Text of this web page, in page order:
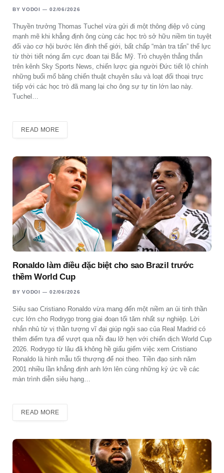
BY VODOI 02/06/2026
Thuyền trưởng Thomas Tuchel vừa gửi đi một thông điệp vô cùng
mạnh mẽ khi khẳng định ông cùng các học trò sở hữu niềm tin tuyệt
đối vào cơ hội bước lên đỉnh thế giới, bất chấp “màn tra tấn” thể lực
từ thời tiết nóng ẩm cực đoan tại Bắc Mỹ. Trò chuyện thẳng thắn
trên kênh Sky Sports News, chiến lược gia người Đức tiết lộ chính
những buổi mổ băng chiến thuật chuyên sâu và loạt đối thoại trực
tiếp với các học trò đã mang lại cho ông sự tự tin lớn lao này.
Tuchel…
READ MORE
Ronaldo làm điều đặc biệt cho sao Brazil trước
thềm World Cup
BY VODOI 02/06/2026
Siêu sao Cristiano Ronaldo vừa mang đến một niềm an ủi tinh thần
cực lớn cho Rodrygo trong giai đoạn tối tăm nhất sự nghiệp. Lời
nhắn nhủ từ vị thần tượng vĩ đại giúp ngôi sao của Real Madrid có
thêm điểm tựa để vượt qua nỗi đau lỡ hẹn với chiến dịch World Cup
2026. Rodrygo từ lâu đã không hề giấu giếm việc xem Cristiano
Ronaldo là hình mẫu tối thượng để noi theo. Tiền đạo sinh năm
2001 nhiều lần khẳng định anh lớn lên cùng những ký ức về các
màn trình diễn siêu hạng…
READ MORE